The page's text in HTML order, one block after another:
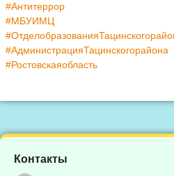
#Антитеррор
#МБУИМЦ
#АдминистрацияТацинскогорайона
#Ростовскаяобласть
Контакты